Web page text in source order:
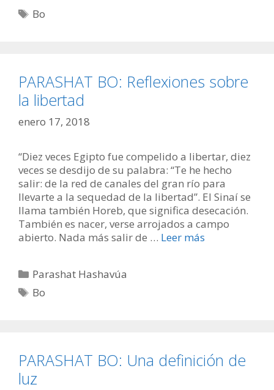
Etiquetas
Bo
PARASHAT BO: Reflexiones sobre
la libertad
enero 17, 2018
“Diez veces Egipto fue compelido a libertar, diez
veces se desdijo de su palabra: “Te he hecho
salir: de la red de canales del gran río para
llevarte a la sequedad de la libertad”. El Sinaí se
llama también Horeb, que significa desecación.
También es nacer, verse arrojados a campo
abierto. Nada más salir de … Leer más
Categorías
Parashat Hashavúa
Etiquetas
Bo
PARASHAT BO: Una definición de
luz